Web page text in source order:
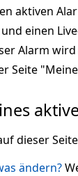
aktiven
einen
Alarm
Seite
dieser
ändern?